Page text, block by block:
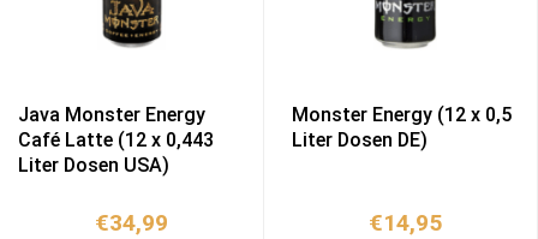
Java Monster Energy
Café Latte (12 x 0,443
Liter Dosen USA)
€34,99
Monster Energy (12 x 0,5
Liter Dosen DE)
€14,95